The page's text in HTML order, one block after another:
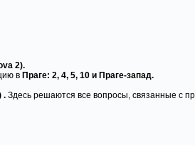
2).
в Праге: 2, 4, 5, 10 и Праге-запад.
. Здесь решаются все вопросы, связанные с